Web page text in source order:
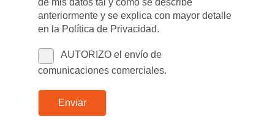
de mis datos tal y como se describe
anteriormente y se explica con mayor detalle
en la Política de Privacidad.
AUTORIZO el envío de
comunicaciones comerciales.
Enviar